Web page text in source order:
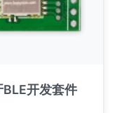
开发套件